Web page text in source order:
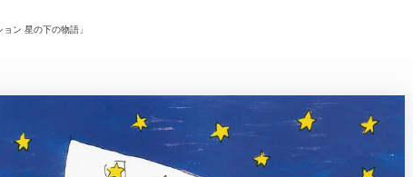
ョン 星の下の物語」